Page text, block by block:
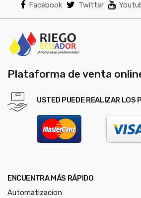
Facebook
Twitter
Plataforma de venta
USTED PUEDE REALIZAR LOS
ENCUENTRA MÁS RÁPIDO
Automatizacion